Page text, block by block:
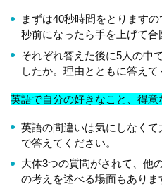
まずは40秒時間をとります
秒前になったら手を上げて合
それぞれ答えた後に5人の中
したか。理由とともに答えて
英語で自分の好きなこと、得意
英語の間違いは気にしなく
で答えてください。
大体3つの質問がされて、他
の考えを述べる場面もありま